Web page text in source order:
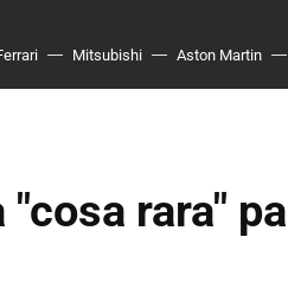
Mitsubishi Aston Martin
rara"